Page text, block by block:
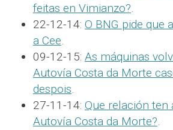
feitas en Vimianzo?.
22-12-14: O BNG pide que
a Cee.
09-12-15: As máquinas
Autovía Costa da Morte
despois.
27-11-14: Que relación ten
Autovía Costa da Morte?.